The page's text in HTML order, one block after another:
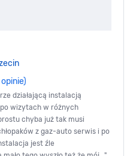
działającą instalacją
po wizytach w różnych
chyba już tak musi
z gaz-auto serwis i po
jest źle